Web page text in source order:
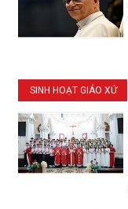
SINH HOẠT GIÁO XỨ